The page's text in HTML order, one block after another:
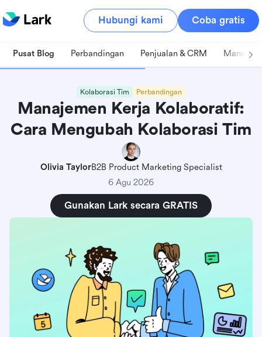
Hubungi kami Coba gratis
Pusat Blog Perbandingan Penjualan & CRM
Kolaborasi Tim Perbandingan
Manajemen Kerja Kolaboratif:
Cara Mengubah Kolaborasi Tim
Olivia TaylorB2B Product Marketing Specialist
6 Agu 2026
Gunakan Lark secara GRATIS
Apa itu manajemen kerja kolaboratif?